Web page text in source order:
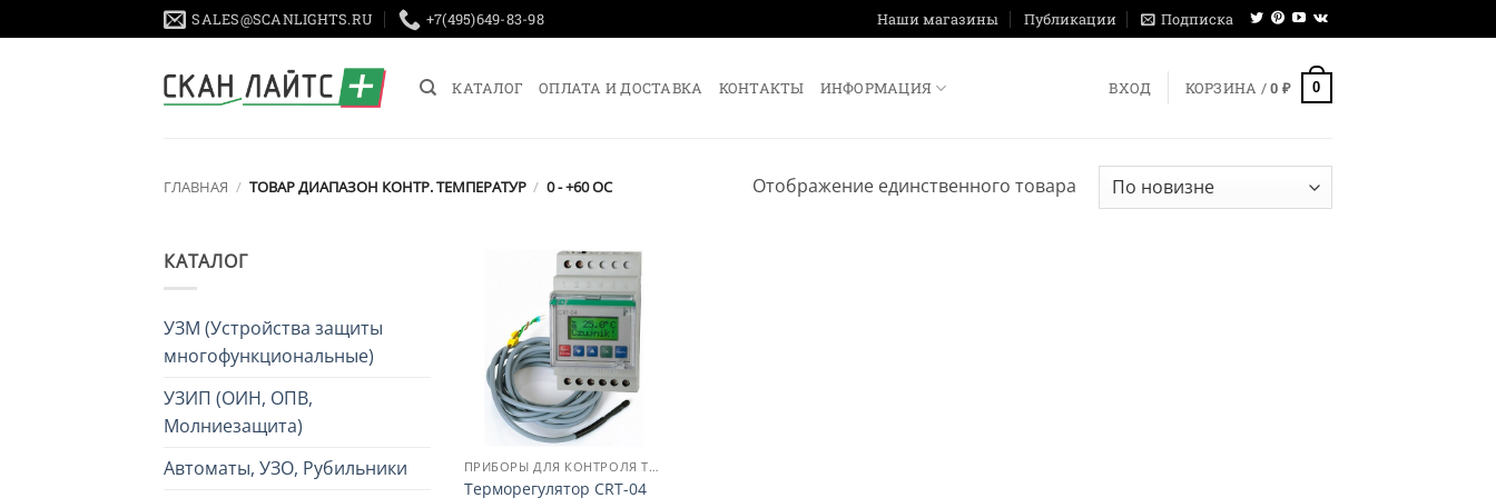
to
SALES@SCANLIGHTS.RU +7(495)649-83-98 Наши магазины Публикации Подписка
КАТАЛОГ ОПЛАТА И ДОСТАВКА КОНТАКТЫ ИНФОРМАЦИЯ ВХОД КОРЗИНА /0 ₽ 0
ГЛАВНАЯ / ТОВАР ДИАПАЗОН КОНТР. ТЕМПЕРАТУР / 0 - +60 ОС Отображение единственного товара
КАТАЛОГ
УЗМ (Устройства защиты
многофункциональные)
УЗИП (ОИН, ОПВ,
Молниезащита)
Автоматы, УЗО, Рубильники
ПРИБОРЫ ДЛЯ КОНТРОЛЯ ТЕМПЕРАТУРЫ, ВЛАЖНОСТИ, УРОВНЯ ЖИДКОСТИ
Терморегулятор CRT-04